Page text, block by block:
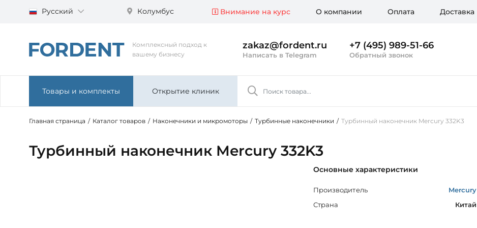
Русский Колумбус Внимание на курс О компании Оплата Доставка
Комплексный подход к
вашему бизнесу
zakaz@fordent.ru
Написать в Telegram
+7 (495) 989-51-66
Обратный звонок
Товары и комплекты Открытие клиник
Главная страница / Каталог товаров / Наконечники и микромоторы / Турбинные наконечники / Турбинный наконечник Mercury 332K3
Турбинный наконечник Mercury 332K3
Основные характеристики
Производитель
Mercury
Страна
Китай